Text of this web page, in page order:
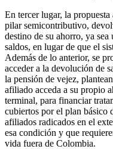
En tercer lugar, la
pilar semicontributivo,
destino de su ahorro, ya
saldos, en lugar de que el
Además de lo anterior, se
acceder a la devolución de
la pensión de vejez,
afiliado acceda a su propio
terminal, para financiar
cubiertos por el plan básico
afiliados radicados en el
esa condición y que
vida fuera de Colombia.